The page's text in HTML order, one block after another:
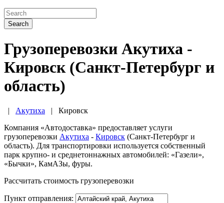
Search
Грузоперевозки Акутиха -
Кировск (Санкт-Петербург и
область)
| Акутиха | Кировск
Компания «Автодоставка» предоставляет услуги
грузоперевозки Акутиха - Кировск (Санкт-Петербург и
область). Для транспортировки используется собственный
парк крупно- и среднетоннажных автомобилей: «Газели»,
«Бычки», КамАЗы, фуры.
Рассчитать стоимость грузоперевозки
Пункт отправления: